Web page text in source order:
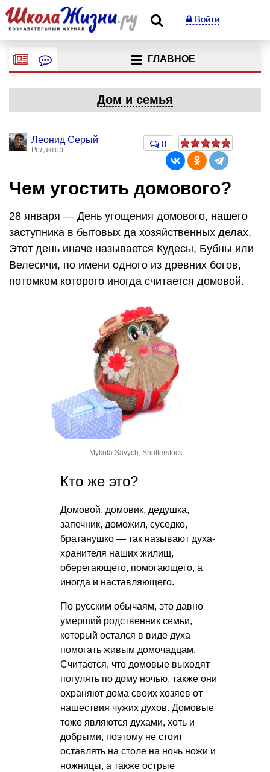
Войти
ГЛАВНОЕ
Дом и семья
Леонид Серый
Редактор
8
Чем угостить домового?
28 января — День угощения домового, нашего
заступника в бытовых да хозяйственных делах.
Этот день иначе называется Кудесы, Бубны или
Велесичи, по имени одного из древних богов,
потомком которого иногда считается домовой.
Mykola Savych, Shutterstock
Кто же это?
Домовой, домовик, дедушка,
запечник, доможил, суседко,
братанушко — так называют духа-
хранителя наших жилищ,
оберегающего, помогающего, а
иногда и наставляющего.
По русским обычаям, это давно
умерший родственник семьи,
который остался в виде духа
помогать живым домочадцам.
Считается, что домовые выходят
погулять по дому ночью, также они
охраняют дома своих хозяев от
нашествия чужих духов. Домовые
тоже являются духами, хоть и
добрыми, поэтому не стоит
оставлять на столе на ночь ножи и
ножницы, а также острые